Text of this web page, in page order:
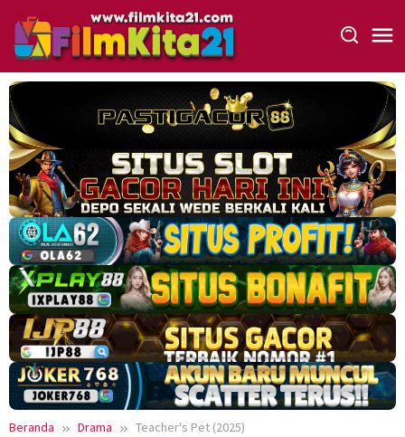
konten
Beranda Drama
Teacher's Pet (2025)